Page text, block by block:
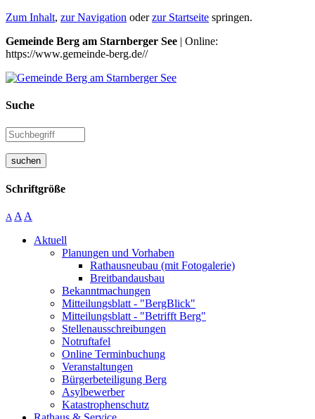
Zum Inhalt, zur Navigation oderzur Startseite springen.
Gemeinde Berg am Starnberger See | Online:
https://www.gemeinde-berg.de//
Suche
suchen
Schriftgröße
A A A
Aktuell
Planungen und Vorhaben
Rathausneubau (mit Fotogalerie)
Breitbandausbau
Bekanntmachungen
Mitteilungsblatt - "BergBlick"
Mitteilungsblatt - "Betrifft Berg"
Stellenausschreibungen
Notruftafel
Online Terminbuchung
Veranstaltungen
Bürgerbeteiligung Berg
Asylbewerber
Katastrophenschutz